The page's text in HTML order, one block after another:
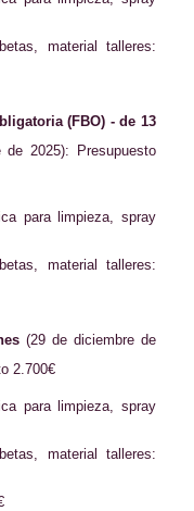
material talleres:
(FBO) - de 13
2025): Presupuesto
para limpieza, spray
material talleres:
(29 de diciembre de
2.700€
para limpieza, spray
material talleres: